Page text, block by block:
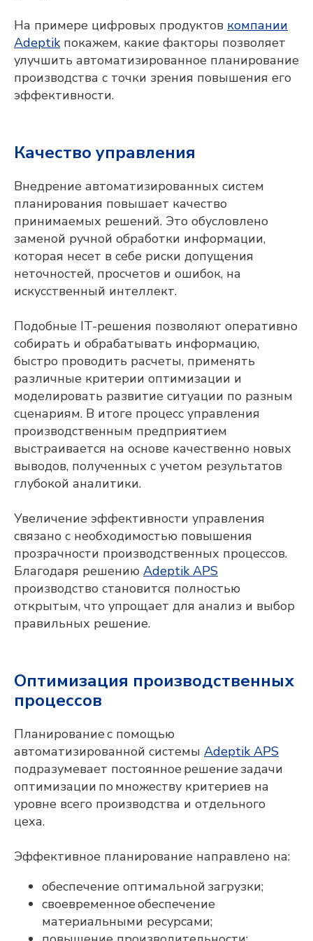
На примере цифровых продуктов компании
Adeptikпокажем, какие факторы позволяет
улучшить автоматизированное планирование
производства с точки зрения повышения его
эффективности.
Качество управления
Внедрение автоматизированных систем
планирования повышает качество
принимаемых решений. Это обусловлено
заменой ручной обработки информации,
которая несет в себе риски допущения
неточностей, просчетов и ошибок, на
искусственный интеллект.
Подобные IT-решения позволяют оперативно
собирать и обрабатывать информацию,
быстро проводить расчеты, применять
различные критерии оптимизации и
моделировать развитие ситуации по разным
сценариям. В итоге процесс управления
производственным предприятием
выстраивается на основе качественно новых
выводов, полученных с учетом результатов
глубокой аналитики.
Увеличение эффективности управления
связано с необходимостью повышения
прозрачности производственных процессов.
Благодаря решению Adeptik APS
производство становится полностью
открытым, что упрощает для анализ и выбор
правильных решение.
Оптимизация производственных
процессов
Планирование с помощью
автоматизированной системы Adeptik APS
подразумевает постоянное решение задачи
оптимизации по множеству критериев на
уровне всего производства и отдельного
цеха.
Эффективное планирование направлено на:
обеспечение оптимальной загрузки;
своевременное обеспечение
материальными ресурсами;